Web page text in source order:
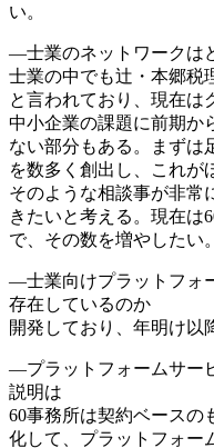
い。
―士業のネットワークは
士業の中でも辻・本郷税
と言われており、現在は
中小企業の課題に前期か
ない部分もある。まずは
を数多く創出し、これが
そのような相談事が非常
きたいと考える。現在は
で、その数を増やしたい。
―士業向けプラットフォ
存在しているのか
開発しており、年明け以
―プラットフォームサー
説明は
60事務所は契約ベースの
化して、プラットフォー